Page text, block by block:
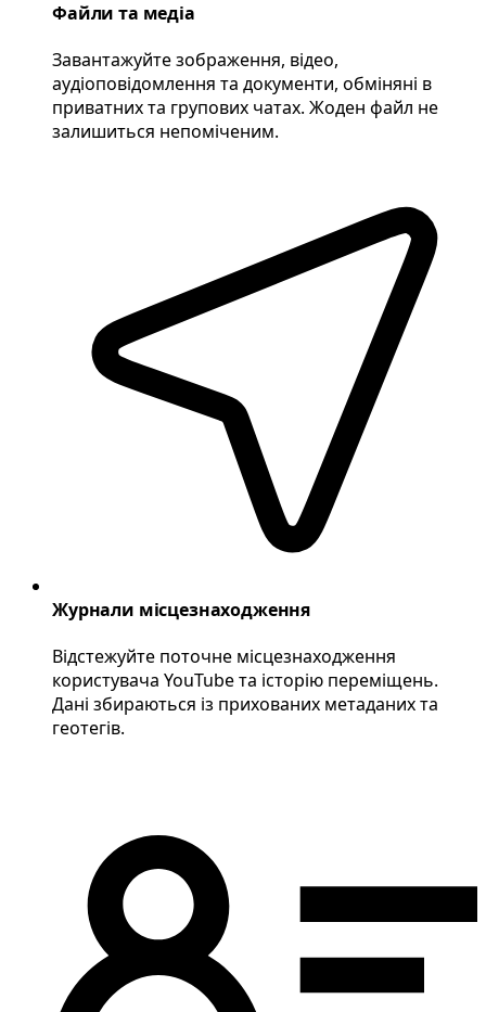
Файли та медіа
Завантажуйте зображення, відео,
аудіоповідомлення та документи, обміняні в
приватних та групових чатах. Жоден файл не
залишиться непоміченим.
Журнали місцезнаходження
Відстежуйте поточне місцезнаходження
користувача YouTube та історію переміщень.
Дані збираються із прихованих метаданих та
геотегів.